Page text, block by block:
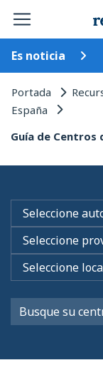
Es noticia
Portada
España
Guía de Centros